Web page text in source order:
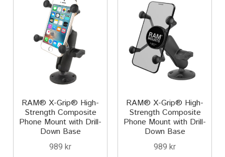
RAM® X-Grip® High-
Strength Composite
Phone Mount with Drill-
Down Base
989 kr
RAM® X-Grip® High-
Strength Composite
Phone Mount with Drill-
Down Base
989 kr